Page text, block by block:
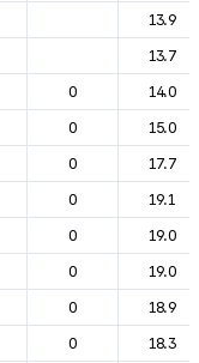
13.9
13.7
0
14.0
0
15.0
0
17.7
0
19.1
0
19.0
0
19.0
0
18.9
0
18.3